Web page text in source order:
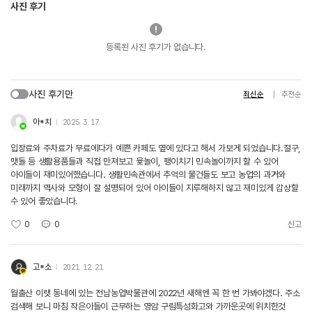
사진 후기
등록된 사진 후기가 없습니다.
사진 후기만 최신순 추천순
아*치 2025. 3. 17.
입장료와 주차료가 무료에다가 예쁜 카페도 옆에 있다고 해서 가보게 되었습니다.절구,
맷돌 등 생활용품들과 직접 만져보고 윷놀이, 팽이치기 민속놀이까지 할 수 있어
아이들이 재미있어했습니다. 생활민속관에서 추억의 물건들도 보고 농업의 과거와
미래까지 역사와 모형이 잘 설명되어 있어 아이들이 지루해하지 않고 재미있게 감상할
수 있어 좋았습니다.
0 0 신고
고*소 2021. 12. 21.
월출산 이랫 동네에 있는 전남농업박물관에 2022년 새해엔 꼭 한 번 가봐야겠다. 주소
검색해 보니 마침 작은아들이 근무하는 영암 구림특성화고와 가까운곳에 위치한것